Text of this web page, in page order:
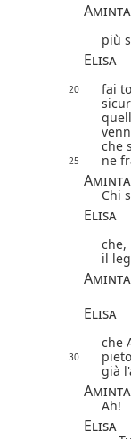
Aminta
più
Elisa
20
fai
che
25 ne
Aminta
Chi
Elisa
che,
il
Aminta
Elisa
che
30
già
Aminta
Ah!
Elisa